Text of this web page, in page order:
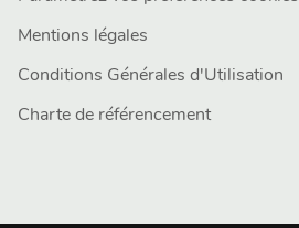
Mentions légales
Conditions Générales d'Utilisation
Charte de référencement